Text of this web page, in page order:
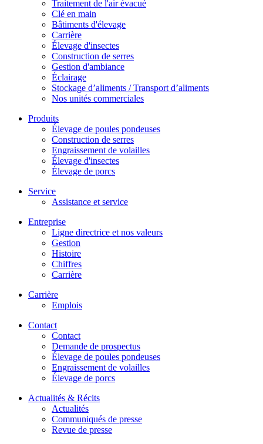
Traitement de l'air évacué
Clé en main
Bâtiments d'élevage
Carrière
Élevage d'insectes
Construction de serres
Gestion d'ambiance
Éclairage
Stockage d’aliments / Transport d’aliments
Nos unités commerciales
Produits
Élevage de poules pondeuses
Construction de serres
Engraissement de volailles
Élevage d'insectes
Élevage de porcs
Service
Assistance et service
Entreprise
Ligne directrice et nos valeurs
Gestion
Histoire
Chiffres
Carrière
Carrière
Emplois
Contact
Contact
Demande de prospectus
Élevage de poules pondeuses
Engraissement de volailles
Élevage de porcs
Actualités & Récits
Actualités
Communiqués de presse
Revue de presse